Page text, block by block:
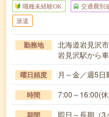
職種未経験OK 交通費別
派遣
勤務地
北海道岩見沢市
岩見沢駅から
曜日頻度 月～金／週5日
時間 7:00～16:00(
期間 即日～長期（